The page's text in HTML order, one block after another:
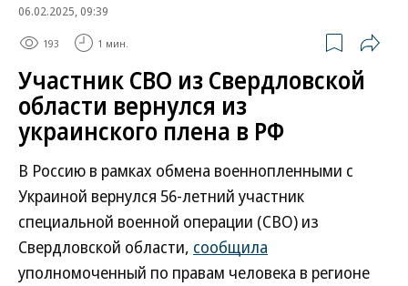
06.02.2025, 09:39
193 1 мин.
Участник СВО из Свердловской
области вернулся из
украинского плена в РФ
В Россию в рамках обмена военнопленными с
Украиной вернулся 56-летний участник
специальной военной операции (СВО) из
Свердловской области, сообщила
уполномоченный по правам человека в регионе